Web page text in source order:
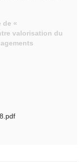
de «
valorisation du